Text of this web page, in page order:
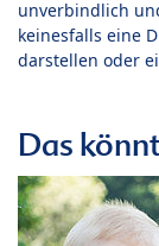
unverbindlich
keinesfalls eine
darstellen oder
Das